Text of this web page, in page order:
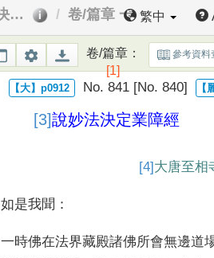
T0841 說妙法決定業障經 卷/篇章 一 繁中
卷/篇章：
[1]
參考資料
No. 841 [No. 840]
[3]說妙法決定業障經
[4] 大唐至相
如是我聞 ：
一時佛在法界藏殿諸佛所會無邊道